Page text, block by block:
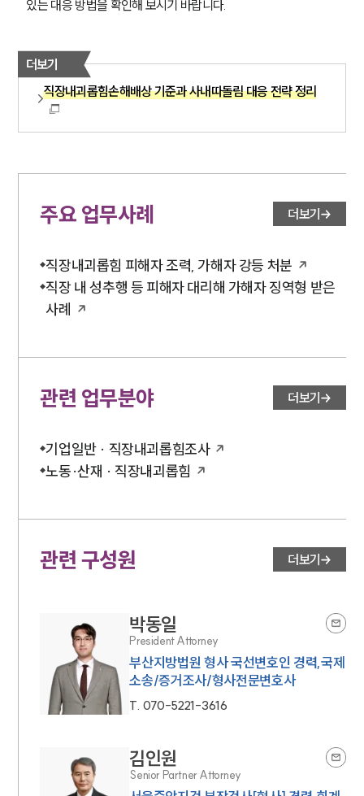
있는 대응 방법을 확인해 보시기 바랍니다.
더보기
직장내괴롭힘손해배상 기준과 사내따돌림 대응 전략 정리
주요 업무사례 더보기
직장내괴롭힘 피해자 조력, 가해자 강등 처분
직장 내 성추행 등 피해자 대리해 가해자 징역형 받은
사례
관련 업무분야 더보기
기업일반 · 직장내괴롭힘조사
노동·산재 · 직장내괴롭힘
관련 구성원 더보기
박동일
President Attorney
부산지방법원 형사 국선변호인 경력,국제
소송/증거조사/형사전문변호사
T. 070-5221-3616
김인원
Senior Partner Attorney